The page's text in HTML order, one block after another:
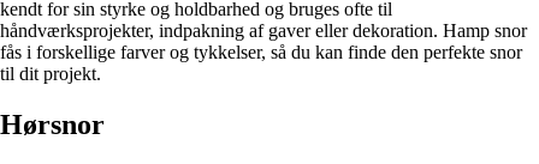
kendt for sin styrke og holdbarhed og bruges ofte til
håndværksprojekter, indpakning af gaver eller dekoration. Hamp snor
fås i forskellige farver og tykkelser, så du kan finde den perfekte snor
til dit projekt.
Hørsnor